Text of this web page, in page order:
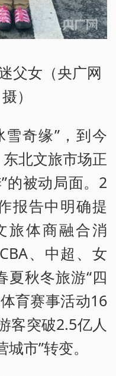
父女（央广网
）
雪奇缘”，到今
北文旅市场正
的被动局面。2
报告中明确提
旅体商融合消
、中超、女
夏秋冬旅游“四
育赛事活动16
客突破2.5亿人
市”转变。